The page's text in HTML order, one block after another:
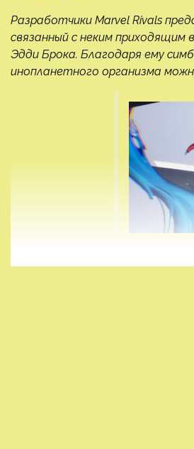
Разработчики Marvel Rivals
связанный с неким приходящим
Эдди Брока. Благодаря ему
инопланетного организма